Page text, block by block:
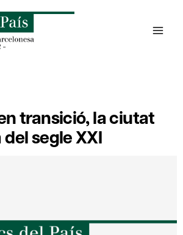
transició, la ciutat
segle XXI